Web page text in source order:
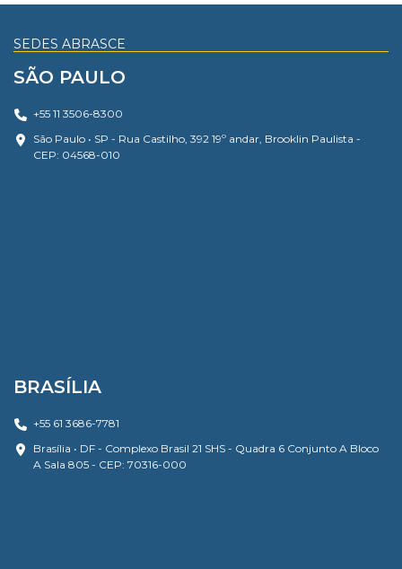
SEDES ABRASCE
SÃO PAULO
+55 11 3506-8300
São Paulo • SP - Rua Castilho, 392 19º andar, Brooklin Paulista -
CEP: 04568-010
BRASÍLIA
+55 61 3686-7781
Brasília • DF - Complexo Brasil 21 SHS - Quadra 6 Conjunto A Bloco
A Sala 805 - CEP: 70316-000